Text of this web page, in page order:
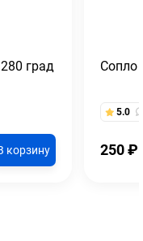
град
корзину
Сопло
5.0
250₽